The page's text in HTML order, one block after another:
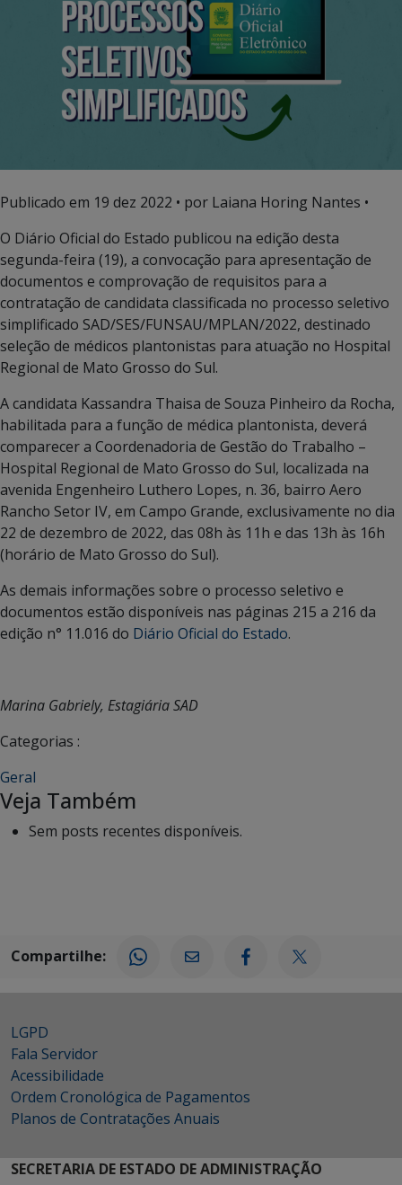
Publicado em 19 dez 2022 • por Laiana Horing Nantes •
O Diário Oficial do Estado publicou na edição desta
segunda-feira (19), a convocação para apresentação de
documentos e comprovação de requisitos para a
contratação de candidata classificada no processo seletivo
simplificado SAD/SES/FUNSAU/MPLAN/2022, destinado
seleção de médicos plantonistas para atuação no Hospital
Regional de Mato Grosso do Sul.
A candidata Kassandra Thaisa de Souza Pinheiro da Rocha,
habilitada para a função de médica plantonista, deverá
comparecer a Coordenadoria de Gestão do Trabalho –
Hospital Regional de Mato Grosso do Sul, localizada na
avenida Engenheiro Luthero Lopes, n. 36, bairro Aero
Rancho Setor IV, em Campo Grande, exclusivamente no dia
22 de dezembro de 2022, das 08h às 11h e das 13h às 16h
(horário de Mato Grosso do Sul).
As demais informações sobre o processo seletivo e
documentos estão disponíveis nas páginas 215 a 216 da
edição n° 11.016 do Diário Oficial do Estado.
Marina Gabriely, Estagiária SAD
Categorias :
Geral
Veja Também
Sem posts recentes disponíveis.
Compartilhe:
LGPD
Fala Servidor
Acessibilidade
Ordem Cronológica de Pagamentos
Planos de Contratações Anuais
SECRETARIA DE ESTADO DE ADMINISTRAÇÃO